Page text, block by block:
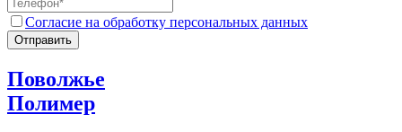
Согласие на обработку персональных данных
Отправить
Поволжье
Полимер